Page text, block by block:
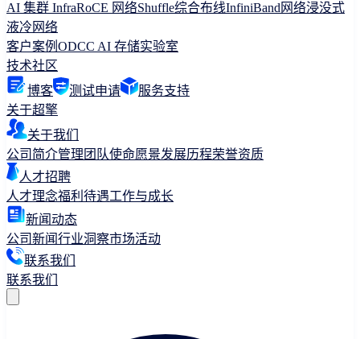
AI 集群 InfraRoCE 网络Shuffle综合布线InfiniBand网络浸没式
液冷网络
客户案例 ODCC AI 存储实验室
技术社区
博客
测试申请
服务支持
关于超擎
关于我们
公司简介管理团队使命愿景发展历程荣誉资质
人才招聘
人才理念福利待遇工作与成长
新闻动态
公司新闻行业洞察市场活动
联系我们
联系我们